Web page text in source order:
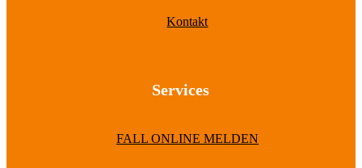
Kontakt
Services
FALL ONLINE MELDEN